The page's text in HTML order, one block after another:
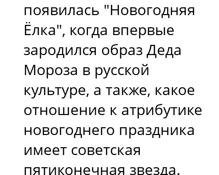
появилась "Новогодняя
Ёлка", когда впервые
зародился образ Деда
Мороза в русской
культуре, а также, какое
отношение к атрибутике
новогоднего праздника
имеет советская
пятиконечная звезда.